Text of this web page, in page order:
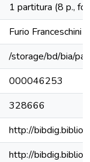
1 partitura (8 p.,
Furio Franceschini
/storage/bd/bia/
000046253
328666
http://
http://